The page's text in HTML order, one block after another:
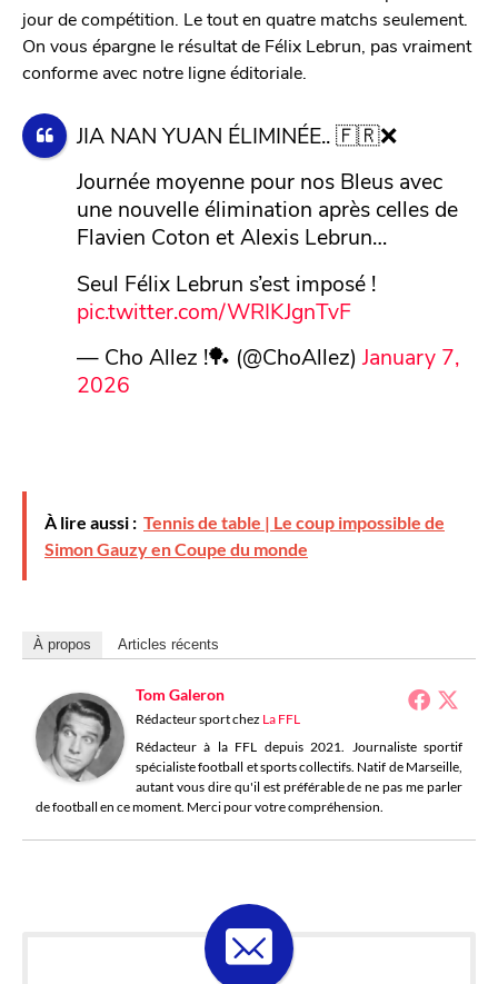
jour de compétition. Le tout en quatre matchs seulement.
On vous épargne le résultat de Félix Lebrun, pas vraiment
conforme avec notre ligne éditoriale.
JIA NAN YUAN ÉLIMINÉE.. 🇫🇷❌
Journée moyenne pour nos Bleus avec
une nouvelle élimination après celles de
Flavien Coton et Alexis Lebrun…
Seul Félix Lebrun s’est imposé !
pic.twitter.com/WRIKJgnTvF
— Cho Allez !🏓 (@ChoAllez) January 7,
2026
À lire aussi : Tennis de table | Le coup impossible de
Simon Gauzy en Coupe du monde
À propos Articles récents
Tom Galeron
Rédacteur sportchez La FFL
Rédacteur à la FFL depuis 2021. Journaliste sportif
spécialiste football et sports collectifs. Natif de Marseille,
autant vous dire qu'il est préférable de ne pas me parler
de football en ce moment. Merci pour votre compréhension.